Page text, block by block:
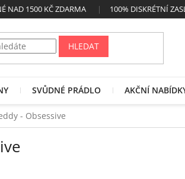
NAD 1500 KČ ZDARMA 100% DISKRÉTNÍ
HLEDAT
SVŮDNÉ PRÁDLO AKČNÍ
- Obsessive